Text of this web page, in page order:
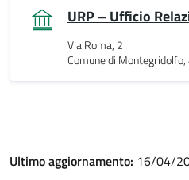
URP – Ufficio
Via Roma, 2
Comune di
Ultimo aggiornamento: 16/04/